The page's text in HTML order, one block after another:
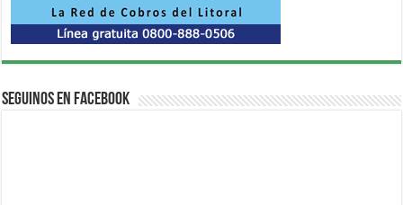
Seguinos en Facebook